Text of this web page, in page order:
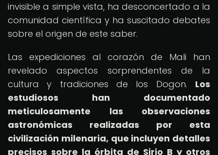
invisible a simple vista, ha desconcertado a la
comunidad científica y ha suscitado debates
sobre el origen de este saber.
Las expediciones al corazón de Mali han
revelado aspectos sorprendentes de la
cultura y tradiciones de los Dogon. Los
estudiosos han documentado
meticulosamente las observaciones
astronómicas realizadas por esta
civilización milenaria, que incluyen detalles
precisos sobre la órbita de Sirio B y otros